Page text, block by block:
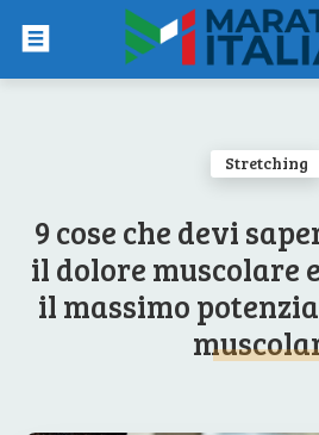
Stretching
9 cose che devi
il dolore muscolare
il massimo